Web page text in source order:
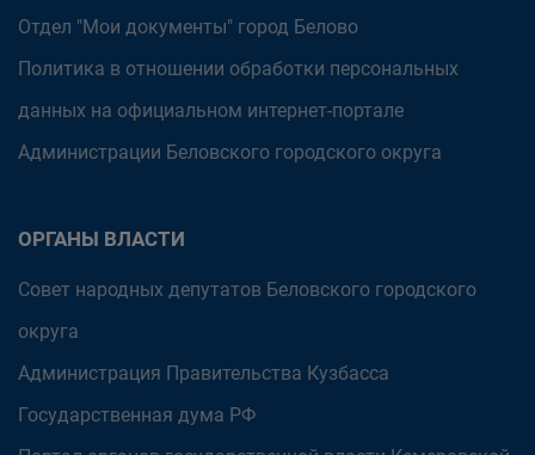
Отдел "Мои документы" город Белово
Политика в отношении обработки персональных
данных на официальном интернет-портале
Администрации Беловского городского округа
ОРГАНЫ ВЛАСТИ
Совет народных депутатов Беловского городского
округа
Администрация Правительства Кузбасса
Государственная дума РФ